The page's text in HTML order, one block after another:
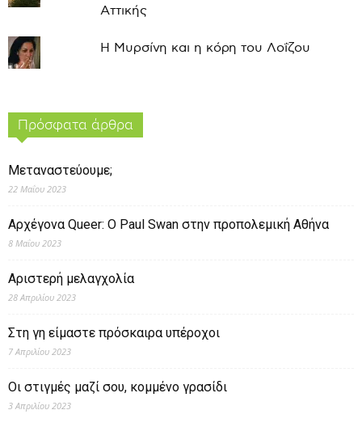
Αττικής
Η Μυρσίνη και η κόρη του Λοΐζου
Πρόσφατα άρθρα
Μεταναστεύουμε;
22 Μαΐου 2023
Αρχέγονα Queer: O Paul Swan στην προπολεμική Αθήνα
8 Μαΐου 2023
Αριστερή μελαγχολία
28 Απριλίου 2023
Στη γη είμαστε πρόσκαιρα υπέροχοι
7 Απριλίου 2023
Οι στιγμές μαζί σου, κομμένο γρασίδι
3 Απριλίου 2023